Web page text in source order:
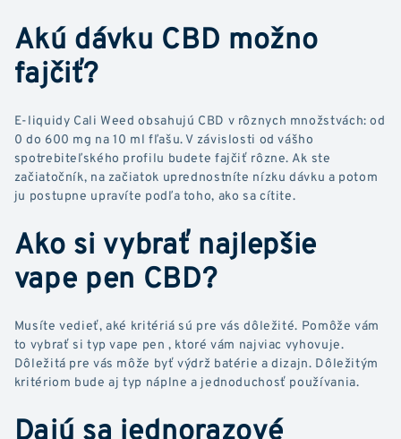
Akú dávku CBD možno
fajčiť?
E-liquidy Cali Weed obsahujú CBD v rôznych množstvách: od
0 do 600 mg na 10 ml fľašu. V závislosti od vášho
spotrebiteľského profilu budete fajčiť rôzne. Ak ste
začiatočník, na začiatok uprednostníte nízku dávku a potom
ju postupne upravíte podľa toho, ako sa cítite.
Ako si vybrať najlepšie
vape pen CBD?
Musíte vedieť, aké kritériá sú pre vás dôležité. Pomôže vám
to vybrať si typ vape pen , ktoré vám najviac vyhovuje.
Dôležitá pre vás môže byť výdrž batérie a dizajn. Dôležitým
kritériom bude aj typ náplne a jednoduchosť používania.
Dajú sa jednorazové